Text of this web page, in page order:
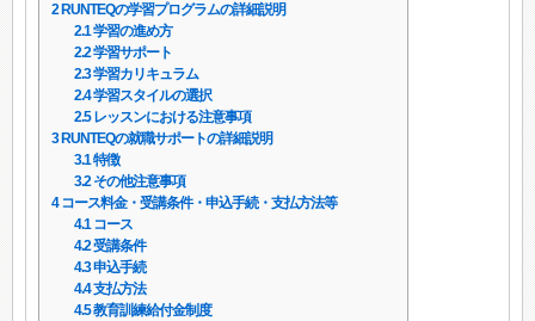
2RUNTEQの学習プログラムの詳細説明
2.1学習の進め方
2.2学習サポート
2.3学習カリキュラム
2.4学習スタイルの選択
2.5レッスンにおける注意事項
3RUNTEQの就職サポートの詳細説明
3.1特徴
3.2その他注意事項
4コース料金・受講条件・申込手続・支払方法等
4.1コース
4.2受講条件
4.3申込手続
4.4支払方法
4.5教育訓練給付金制度